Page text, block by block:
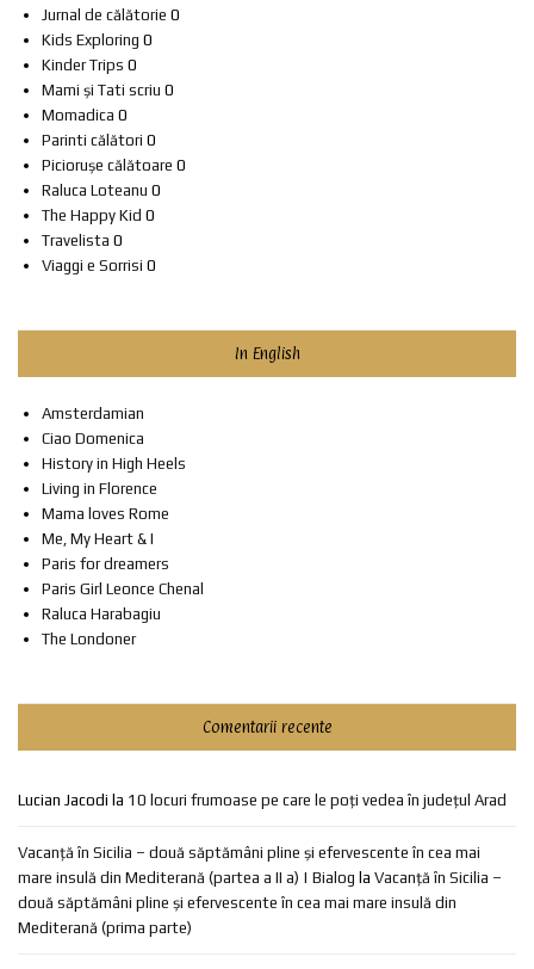
Jurnal de călătorie 0
Kids Exploring 0
Kinder Trips 0
Mami și Tati scriu 0
Momadica 0
Parinti călători 0
Piciorușe călătoare 0
Raluca Loteanu 0
The Happy Kid 0
Travelista 0
Viaggi e Sorrisi 0
In English
Amsterdamian
Ciao Domenica
History in High Heels
Living in Florence
Mama loves Rome
Me, My Heart & I
Paris for dreamers
Paris Girl Leonce Chenal
Raluca Harabagiu
The Londoner
Comentarii recente
Lucian Jacodi la 10 locuri frumoase pe care le poți vedea în județul Arad
Vacanță în Sicilia – două săptămâni pline și efervescente în cea mai
mare insulă din Mediterană (partea a II a) | Bialog la Vacanță în Sicilia –
două săptămâni pline și efervescente în cea mai mare insulă din
Mediterană (prima parte)